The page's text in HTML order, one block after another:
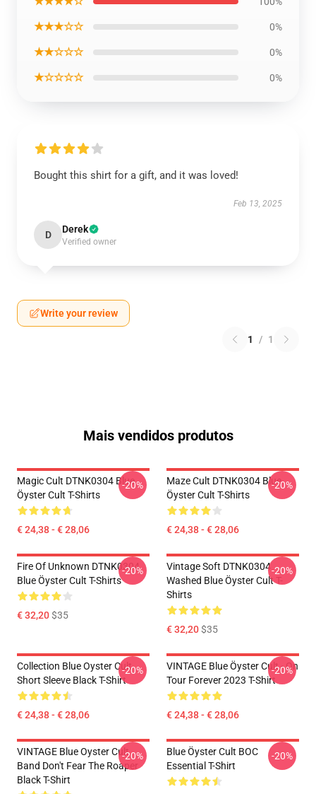
★★★☆☆ 0%
★★☆☆☆ 0%
★☆☆☆☆ 0%
Bought this shirt for a gift, and it was loved!
Feb 13, 2025
D Derek
Verified owner
Write your review
1 / 1
Mais vendidos produtos
Magic Cult DTNK0304 Blue
Öyster Cult T-Shirts
€ 24,38 - € 28,06
-20%
Maze Cult DTNK0304 Blue
Öyster Cult T-Shirts
€ 24,38 - € 28,06
-20%
Fire Of Unknown DTNK0304
Blue Öyster Cult T-Shirts
€ 32,20$35
-20%
Vintage Soft DTNK0304
Washed Blue Öyster Cult T-
Shirts
€ 32,20$35
-20%
Collection Blue Oyster Cult
Short Sleeve Black T-Shirt
€ 24,38 - € 28,06
-20%
VINTAGE Blue Öyster Cult - On
Tour Forever 2023 T-Shirt
€ 24,38 - € 28,06
-20%
VINTAGE Blue Oyster Cult
Band Don't Fear The Roaper
Black T-Shirt
-20%
Blue Öyster Cult BOC
Essential T-Shirt
-20%